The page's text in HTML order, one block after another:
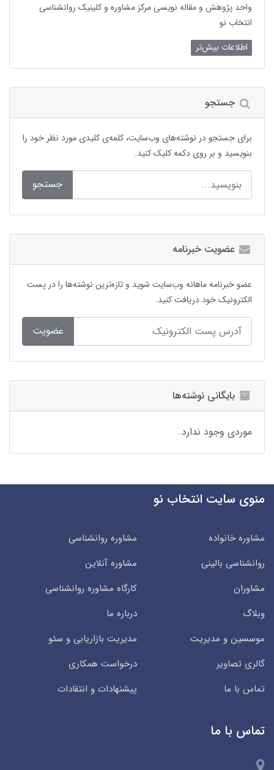
واحد پژوهش و مقاله نویسی مرکز مشاوره و کلینیک روانشناسی
انتخاب نو
اطلاعات بیش‌تر
جستجو
برای جستجو در نوشته‌های وب‌سایت، کلمه‌ی کلیدی مورد نظر خود را
بنویسید و بر روی دکمه کلیک کنید.
جستجو
عضویت خبرنامه
عضو خبرنامه ماهانه وب‌سایت شوید و تازه‌ترین نوشته‌ها را در پست
الکترونیک خود دریافت کنید.
عضویت
بایگانی نوشته‌ها
موردی وجود ندارد.
منوی سایت انتخاب نو
مشاوره خانواده
مشاوره روانشناسی
روانشناسی بالینی
مشاوره آنلاین
مشاوران
کارگاه مشاوره روانشناسی
وبلاگ
درباره ما
موسسین و مدیریت
مدیریت بازاریابی و سئو
گالری تصاویر
درخواست همکاری
تماس با ما
پیشنهادات و انتقادات
تماس با ما